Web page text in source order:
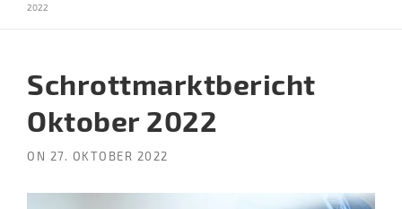
2022
Schrottmarktbericht
Oktober 2022
ON 27. OKTOBER 2022